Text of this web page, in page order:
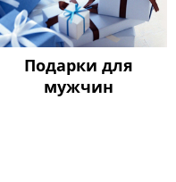
Подарки для
мужчин